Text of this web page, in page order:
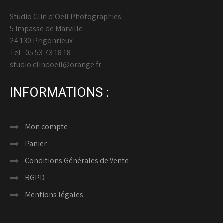
Studio Clin d’Oeil Photographies
5 Impasse de Marville
24 130 Prigonrieux
Tel : 05 53 73 18 18
studio.clindoeil@orange.fr
INFORMATIONS :
Mon compte
Panier
Conditions Générales de Vente
RGPD
Mentions légales